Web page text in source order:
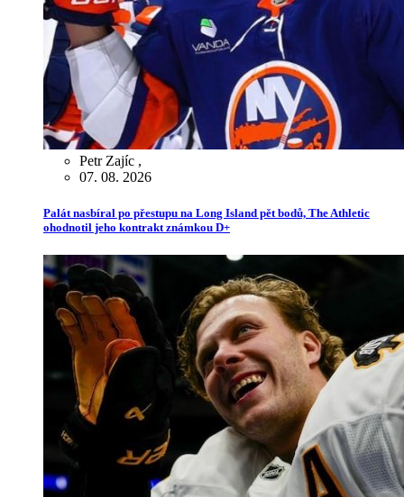
Petr Zajíc ,
07. 08. 2026
Palát nasbíral po přestupu na Long Island pět bodů, The Athletic
ohodnotil jeho kontrakt známkou D+